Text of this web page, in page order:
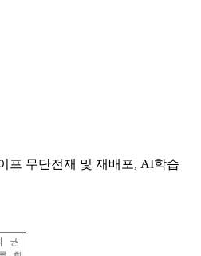
프 무단전재 및 재배포, AI학습